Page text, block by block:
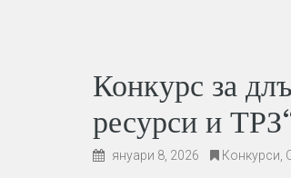
Конкурс за
ресурси и
януари 8, 2026 Конкурси